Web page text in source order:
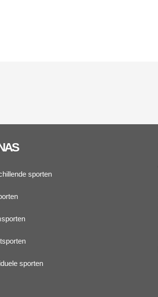
sporten
sporten